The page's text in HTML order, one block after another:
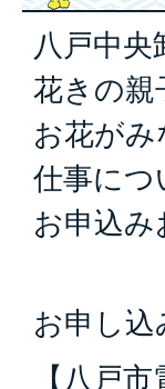
八戸中
花きの親
お花が
仕事につ
お申込み
お申し込
【八戸